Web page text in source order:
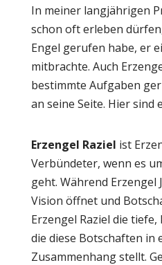
In meiner langjährigen
schon oft erleben
Engel gerufen habe, er
mitbrachte. Auch
bestimmte Aufgaben
an seine Seite. Hier sind
Erzengel Raziel ist
Verbündeter, wenn es
geht. Während Erzengel
Vision öffnet und
Erzengel Raziel die
die diese Botschaften in
Zusammenhang stellt.